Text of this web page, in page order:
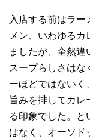
入店する前はラ
メン、いわゆる
ましたが、全然違
スープらしさはな
ーほどではないく
旨みを排してカレ
る印象でした。と
はなく、オーソド